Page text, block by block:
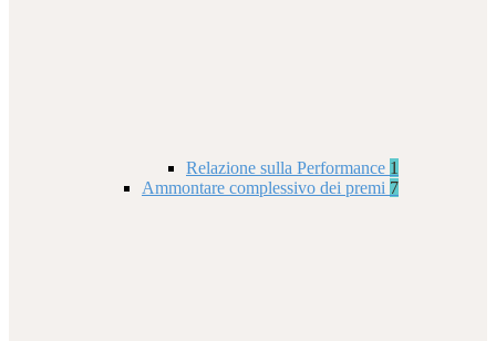
Relazione sulla Performance 1
Ammontare complessivo dei premi 7